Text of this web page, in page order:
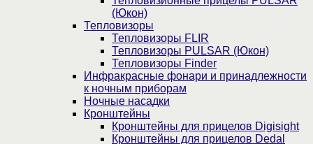
(Юкон)
Тепловизоры
Тепловизоры FLIR
Тепловизоры PULSAR (Юкон)
Тепловизоры Finder
Инфракрасные фонари и принадлежности
к ночным приборам
Ночные насадки
Кронштейны
Кронштейны для прицелов Digisight
Кронштейны для прицелов Dedal